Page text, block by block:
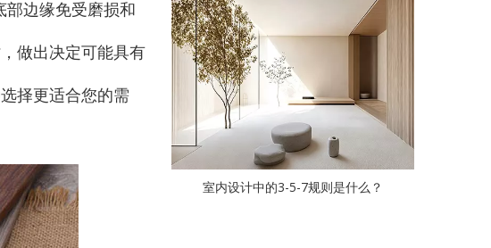
边缘免受磨损和
做出决定可能具有
择更适合您的需
室内设计中的3-5-7规则是什么？